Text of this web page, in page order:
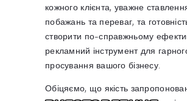
кожного клієнта, уважне
побажань та переваг, та
створити по-справжньому
рекламний інструмент для
просування вашого бізнесу.
Обіцяємо, що якість